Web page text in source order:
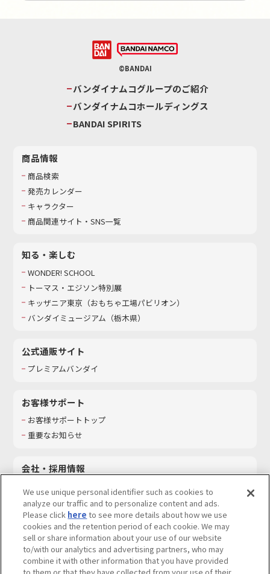
©BANDAI
バンダイナムコグループのご紹介
バンダイナムコホールディングス
BANDAI SPIRITS
商品情報
商品検索
発売カレンダー
キャラクター
商品関連サイト・SNS一覧
知る・楽しむ
WONDER! SCHOOL
トーマス・エジソン特別展
キッザニア東京（おもちゃ工場パビリオン）​
バンダイミュージアム（栃木県）
公式通販サイト
プレミアムバンダイ
お客様サポート
お客様サポートトップ
重要なお知らせ
会社・採用情報
採用情報
サステナビリティ
お問い合わせ
We use unique personal identifier such as cookies to
analyze our traffic and to personalize content and ads.
Please click here to see more details about how we use
cookies and the retention period of each cookie. We may
sell or share information about your use of our website
to/with our analytics and advertising partners, who may
combine it with other information that you have provided